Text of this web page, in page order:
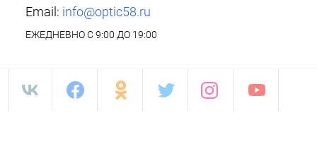
Email: info@optic58.ru
ЕЖЕДНЕВНО С 9:00 ДО 19:00